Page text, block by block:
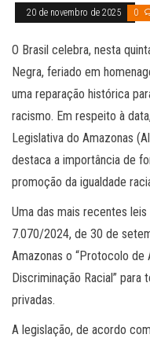
20 de novembro de 2025 0
O Brasil celebra, nesta
Negra, feriado em
uma reparação histórica
racismo. Em respeito à
Legislativa do Amazonas
destaca a importância de
promoção da igualdade
Uma das mais recentes
7.070/2024, de 30 de
Amazonas o “Protocolo
Discriminação Racial” para
privadas.
A legislação, de acordo